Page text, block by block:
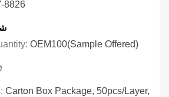
8826
OEM100(sample Offered)
Carton Box Package, 50pcs/layer,